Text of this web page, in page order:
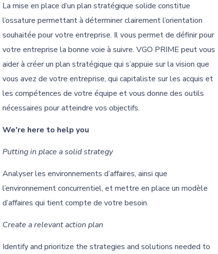
La mise en place d’un plan stratégique solide constitue
l’ossature permettant à déterminer clairement l’orientation
souhaitée pour votre entreprise. Il vous permet de définir pour
votre entreprise la bonne voie à suivre. VGO PRIME peut vous
aider à créer un plan stratégique qui s’appuie sur la vision que
vous avez de votre entreprise, qui capitaliste sur les acquis et
les compétences de votre équipe et vous donne des outils
nécessaires pour atteindre vos objectifs.
We're here to help you
Putting in place a solid strategy
Analyser les environnements d’affaires, ainsi que
l’environnement concurrentiel, et mettre en place un modèle
d’affaires qui tient compte de votre besoin.
Create a relevant action plan
Identify and prioritize the strategies and solutions needed to